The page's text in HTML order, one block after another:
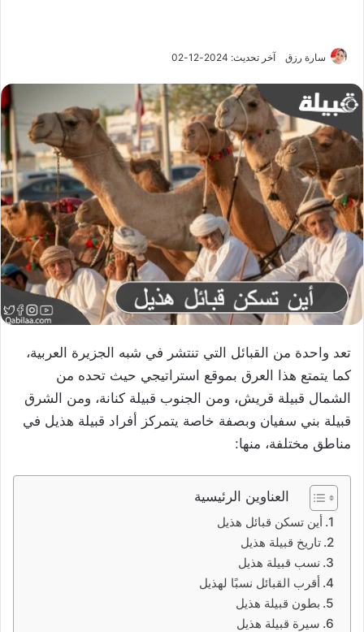
سارة رزق آخر تحديث: 2024-12-02
تعد واحدة من القبائل التي تنتشر في شبه الجزيرة العربية،
كما يتمتع هذا العرق بموقع استراتيجي حيث تحده من
الشمال قبيلة قريش، ومن الجنوب قبيلة كنانة، ومن الشرق
قبيلة بني سفيان وبصفة خاصة يتمركز أفراد قبيلة هذيل في
مناطق مختلفة، منها:
العناوين الرئيسية
أين تسكن قبائل هذيل
تاريخ قبيلة هذيل
نسب قبيلة هذيل
أقرب القبائل نسبًا لهذيل
بطون قبيلة هذيل
سيرة قبيلة هذيل